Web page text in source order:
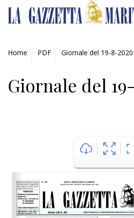
INDUSTRIA
CULTURA
NAUTICA
Home PDF Giornale del 19-8-2020
Giornale del